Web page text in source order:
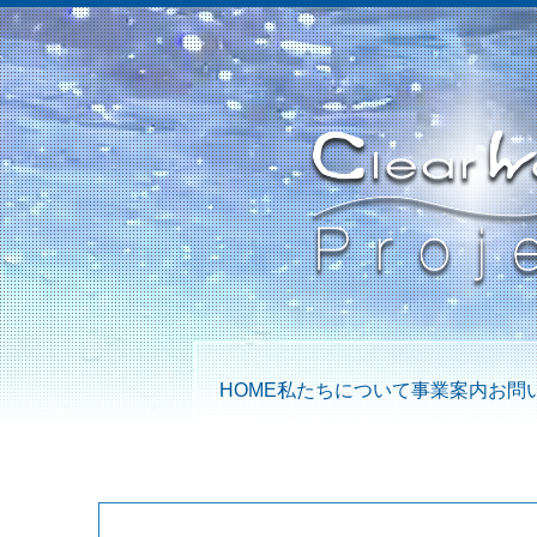
HOME私たちについて事業案内お問